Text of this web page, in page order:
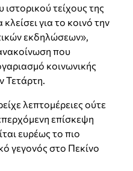
τείχους της
για το κοινό την
εκδηλώσεων»,
που
κοινωνικής
Τετάρτη.
λεπτομέρειες ούτε
επίσκεψη
ευρέως το πιο
γεγονός στο Πεκίνο